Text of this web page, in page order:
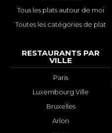
Tous les plats autour de moi
Toutes les catégories de plat
RESTAURANTS PAR
VILLE
Paris
Luxembourg Ville
Bruxelles
Arlon